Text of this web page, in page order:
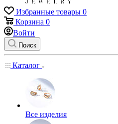
Избранные товары 0
Корзина 0
Войти
Поиск
Каталог
Все изделия